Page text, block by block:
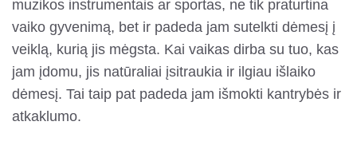
muzikos instrumentais ar sportas, ne tik praturtina
vaiko gyvenimą, bet ir padeda jam sutelkti dėmesį į
veiklą, kurią jis mėgsta. Kai vaikas dirba su tuo, kas
jam įdomu, jis natūraliai įsitraukia ir ilgiau išlaiko
dėmesį. Tai taip pat padeda jam išmokti kantrybės ir
atkaklumo.